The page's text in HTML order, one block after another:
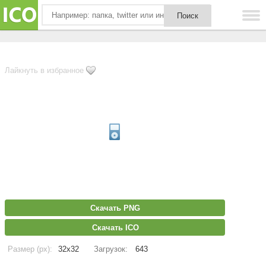
Лайкнуть в избранное
Скачать PNG
Скачать ICO
Размер (px): 32x32 Загрузок: 643